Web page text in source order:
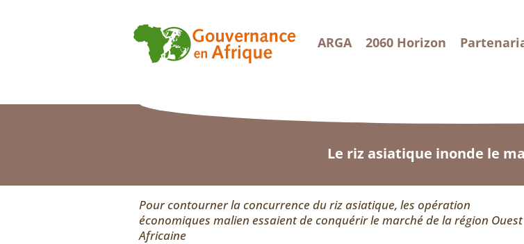
ARGA 2060 Horizon
Le riz asiatique inonde le
Pour contourner la concurrence du riz asiatique, les opération
économiques malien essaient de conquérir le marché de la région Ouest
Africaine